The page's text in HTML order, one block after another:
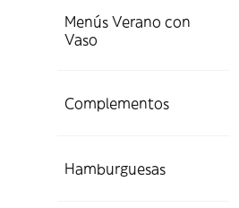
Menús Verano con
Vaso
Complementos
Hamburguesas